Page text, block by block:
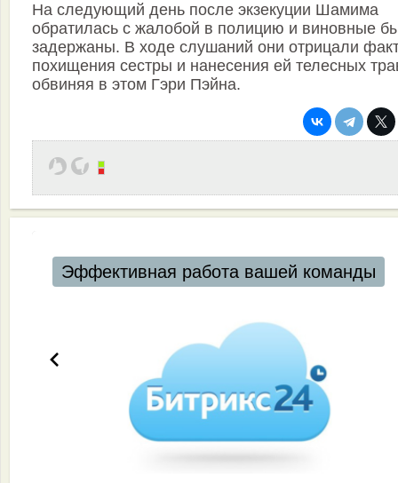
На следующий день после экзекуции Шамима
обратилась с жалобой в полицию и виновные
задержаны. В ходе слушаний они отрицали
похищения сестры и нанесения ей телесных
обвиняя в этом Гэри Пэйна.
Эффективная работа вашей команды